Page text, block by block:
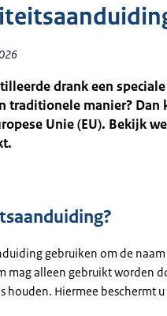
drank een
traditionele manier? Dan
Unie (EU). Bekijk
gebruiken om de
mag alleen gebruikt worden
houden. Hiermee beschermt